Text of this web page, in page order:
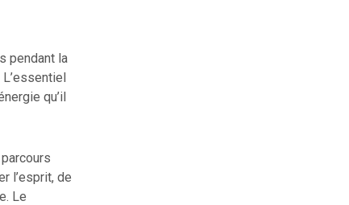
pendant la
qu’il
l’esprit, de
Le